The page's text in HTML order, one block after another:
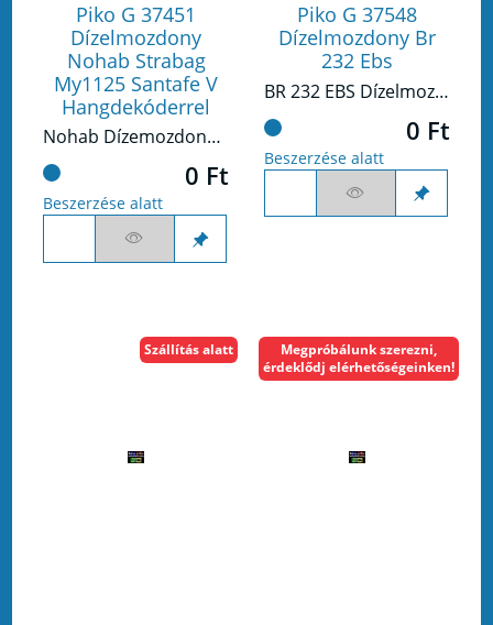
Piko G 37451
Dízelmozdony
Nohab Strabag
My1125 Santafe V
Hangdekóderrel
Nohab Dízemozdony Strabag
0 Ft
Beszerzése alatt
Piko G 37548
Dízelmozdony Br
232 Ebs
BR 232 EBS Dízelmozdony
0 Ft
Beszerzése alatt
Szállítás alatt
Megpróbálunk szerezni,
érdeklődj elérhetőségeinken!